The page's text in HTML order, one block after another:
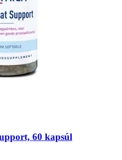
60 kapsúl